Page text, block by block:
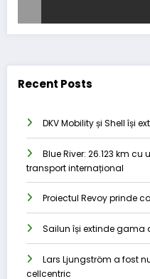
Recent Posts
DKV Mobility și Shell își
Blue River: 26.123 km
transport internațional
Proiectul Revoy prinde
Sailun își extinde gama
Lars Ljungström a fost
cellcentric